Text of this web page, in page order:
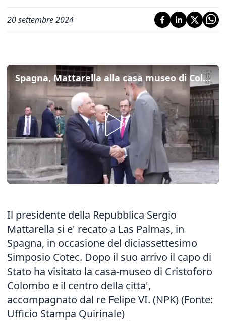
20 settembre 2024
Spagna, Mattarella alla casa museo di Colombo e Las Palmas
Il presidente della Repubblica Sergio
Mattarella si e' recato a Las Palmas, in
Spagna, in occasione del diciassettesimo
Simposio Cotec. Dopo il suo arrivo il capo di
Stato ha visitato la casa-museo di Cristoforo
Colombo e il centro della citta',
accompagnato dal re Felipe VI. (NPK) (Fonte:
Ufficio Stampa Quirinale)